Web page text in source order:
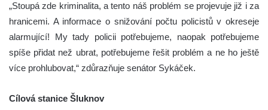
„Stoupá zde kriminalita, a tento náš problém se projevuje již i za
hranicemi. A informace o snižování počtu policistů v okreseje
alarmující! My tady policii potřebujeme, naopak potřebujeme
spíše přidat než ubrat, potřebujeme řešit problém a ne ho ještě
více prohlubovat,“ zdůrazňuje senátor Sykáček.
Cílová stanice Šluknov